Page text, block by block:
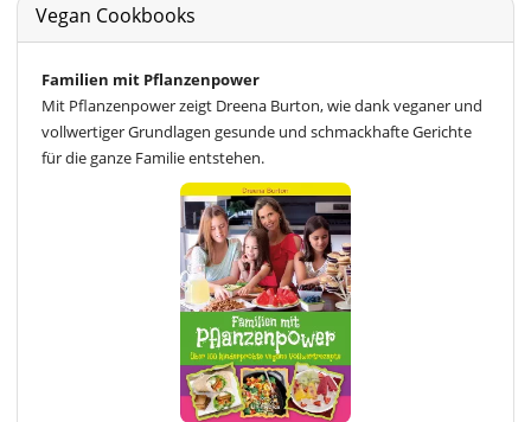
Vegan Cookbooks
Familien mit Pflanzenpower
Mit Pflanzenpower zeigt Dreena Burton, wie dank veganer und
vollwertiger Grundlagen gesunde und schmackhafte Gerichte
für die ganze Familie entstehen.